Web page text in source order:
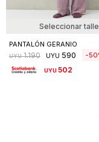
Seleccionar talle
PANTALÓN GERANIO
UYU 1.190 UYU 590 50
UYU502